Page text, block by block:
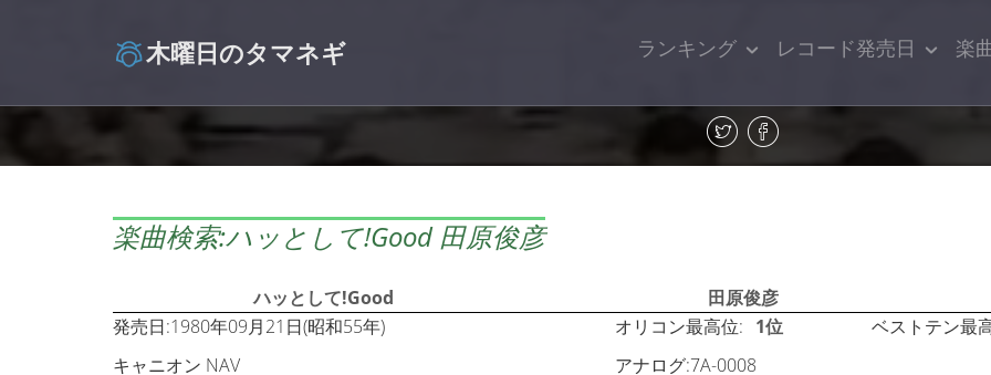
木曜日のタマネギ ランキング レコード発売日 楽
楽曲検索:ハッとして!Good 田原俊彦
ハッとして!Good
田原俊彦
発売日:1980年09月21日(昭和55年)
オリコン最高位: 1位 ベストテン最
キャニオン NAV
アナログ:7A-0008